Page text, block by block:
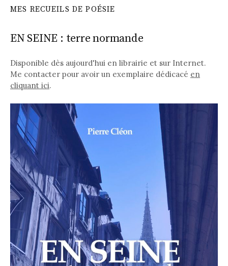
MES RECUEILS DE POÉSIE
EN SEINE : terre normande
Disponible dès aujourd'hui en librairie et sur Internet.
Me contacter pour avoir un exemplaire dédicacé en
cliquant ici.